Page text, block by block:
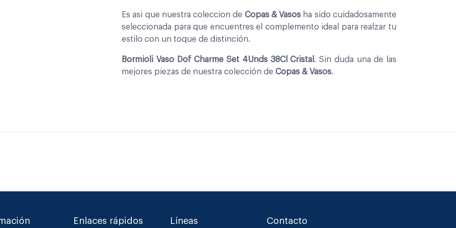
Es asi que nuestra coleccion de Copas & Vasos ha sido cuidadosamente
seleccionada para que encuentres el complemento ideal para realzar tu
estilo con un toque de distinción.
Bormioli Vaso Dof Charme Set 4Unds 38Cl Cristal . Sin duda una de las
mejores piezas de nuestra colección de Copas & Vasos.
Enlaces rápidos Líneas Contacto